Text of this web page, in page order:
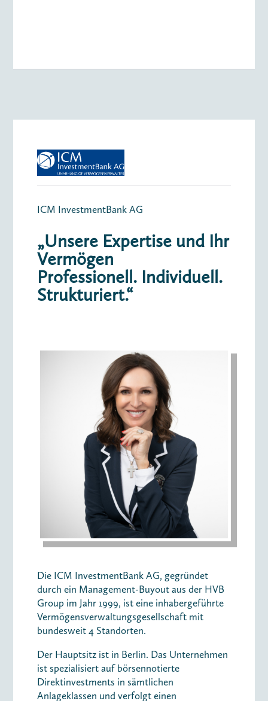
ICM InvestmentBank AG
„Unsere Expertise und Ihr
Vermögen
Professionell. Individuell.
Strukturiert.“
Die ICM InvestmentBank AG, gegründet
durch ein Management-Buyout aus der HVB
Group im Jahr 1999, ist eine inhabergeführte
Vermögensverwaltungsgesellschaft mit
bundesweit 4 Standorten.
Der Hauptsitz ist in Berlin. Das Unternehmen
ist spezialisiert auf börsennotierte
Direktinvestments in sämtlichen
Anlageklassen und verfolgt einen